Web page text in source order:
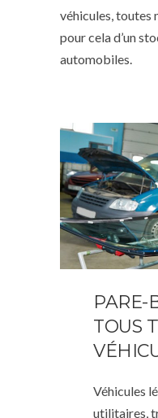
véhicules, toutes
pour cela d’un
automobiles.
PARE-
TOUS
Véhicules
utilitaires,